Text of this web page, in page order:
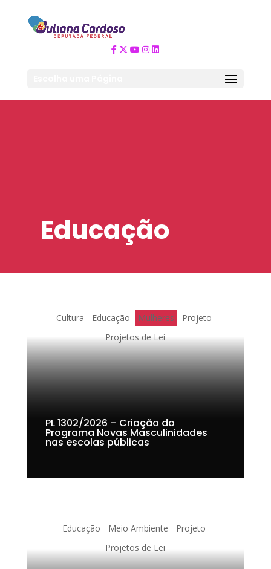
Educação
Cultura Educação Mulheres
Projeto
Projetos de Lei
PL 1302/2026 – Criação do
Programa Novas Masculinidades
nas escolas públicas
Educação Meio Ambiente
Projeto
Projetos de Lei